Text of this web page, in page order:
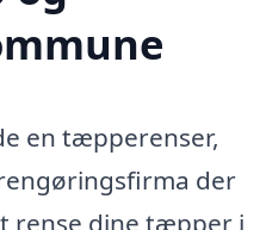
en tæpperenser,
der
rense dine tæpper i